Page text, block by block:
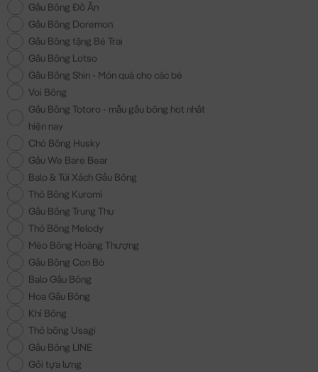
Gấu Bông Đồ Ăn
Gấu Bông Doremon
Gấu Bông tặng Bé Trai
Gấu Bông Lotso
Gấu Bông Shin - Món quà cho các bé
Voi Bông
Gấu Bông Totoro - mẫu gấu bông hot nhất
hiện nay
Chó Bông Husky
Gấu We Bare Bear
Balo & Túi Xách Gấu Bông
Thỏ Bông Kuromi
Gấu Bông Trung Thu
Thỏ Bông Melody
Mèo Bông Hoàng Thượng
Gấu Bông Con Bò
Balo Gấu Bông
Hoa Gấu Bông
Khỉ Bông
Thỏ bông Usagi
Gấu Bông LINE
Gối tựa lưng